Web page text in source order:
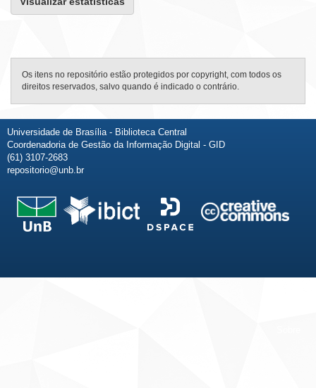
Os itens no repositório estão protegidos por copyright, com todos os
direitos reservados, salvo quando é indicado o contrário.
Universidade de Brasília - Biblioteca Central
Coordenadoria de Gestão da Informação Digital - GID
(61) 3107-2683
repositorio@unb.br